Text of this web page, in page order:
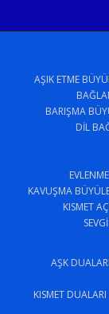
AŞIK ETME
BARIŞMA
DIL
KAVUŞMA
KISMET
AŞK DUALARI
KISMET DUALARI